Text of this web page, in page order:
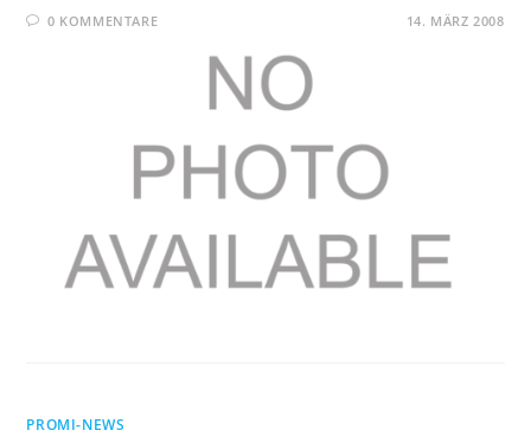
0 KOMMENTARE 14. MÄRZ 2008
PROMI-NEWS